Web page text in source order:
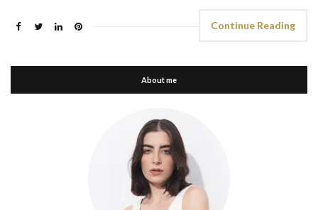
Continue Reading
About me